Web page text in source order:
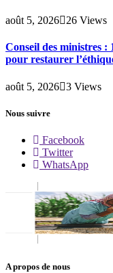
août 5, 2026 26 Views
Conseil des ministres :
pour restaurer
août 5, 2026 3 Views
Nous suivre
Facebook
Twitter
WhatsApp
A propos de nous